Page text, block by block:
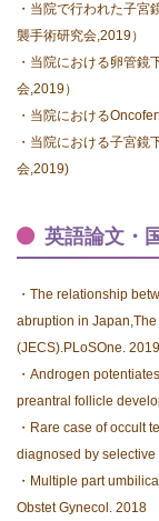
・当院で行われた子
襲手術研究会,2019）
・当院における卵管
会,2019）
・当院における
・当院における子宮
会,2019)
英語論文・
・The relationship
abruption in Japan,
(JECS).PLoSOne. 2019
・Androgen
preantral follicle
・Rare case of occult
diagnosed by
・Multiple part
Obstet Gynecol. 2018